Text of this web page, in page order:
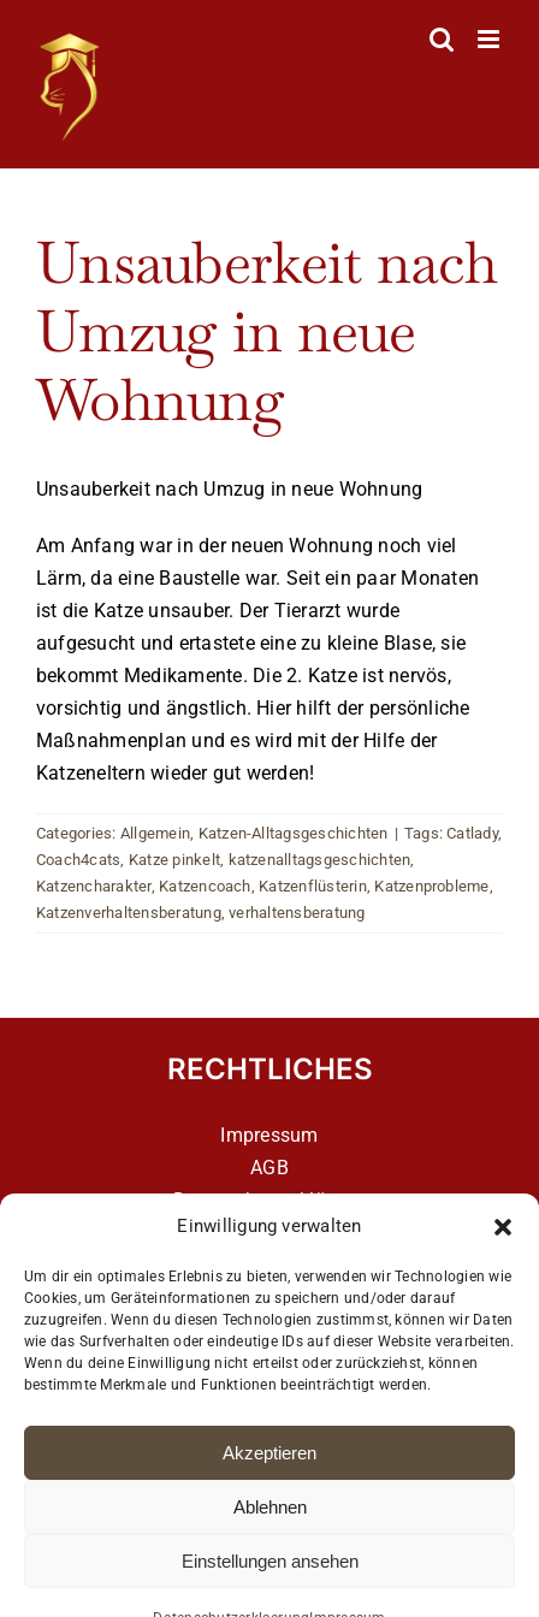
Einwilligung verwalten
Um dir ein optimales Erlebnis zu bieten, verwenden wir Technologien wie
Cookies, um Geräteinformationen zu speichern und/oder darauf
zuzugreifen. Wenn du diesen Technologien zustimmst, können wir Daten
wie das Surfverhalten oder eindeutige IDs auf dieser Website verarbeiten.
Wenn du deine Einwilligung nicht erteilst oder zurückziehst, können
bestimmte Merkmale und Funktionen beeinträchtigt werden.
Akzeptieren
Ablehnen
Einstellungen ansehen
content
Larger
Image
Unsauberkeit nach
Umzug in neue
Wohnung
Unsauberkeit nach Umzug in neue Wohnung
Am Anfang war in der neuen Wohnung noch viel
Lärm, da eine Baustelle war. Seit ein paar Monaten
ist die Katze unsauber. Der Tierarzt wurde
aufgesucht und ertastete eine zu kleine Blase, sie
bekommt Medikamente. Die 2. Katze ist nervös,
vorsichtig und ängstlich. Hier hilft der persönliche
Maßnahmenplan und es wird mit der Hilfe der
Katzeneltern wieder gut werden!
Categories: Allgemein, Katzen-Alltagsgeschichten | Tags:Catlady,
Coach4cats, Katze pinkelt, katzenalltagsgeschichten,
Katzencharakter, Katzencoach, Katzenflüsterin, Katzenprobleme,
Katzenverhaltensberatung,verhaltensberatung
RECHTLICHES
Impressum
AGB
Datenschutzerklärung
Datenschutzerklärung – aCATemy Katzentraining
App
Get Social
vorbehalten